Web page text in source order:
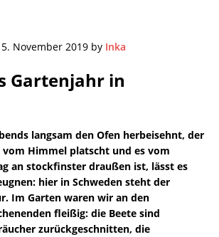
November 2019 by Inka
Gartenjahr in
langsam den Ofen herbeisehnt, der
vom Himmel platscht und es vom
an stockfinster draußen ist, lässt es
hier in Schweden steht der
Im Garten waren wir an den
fleißig: die Beete sind
zurückgeschnitten, die